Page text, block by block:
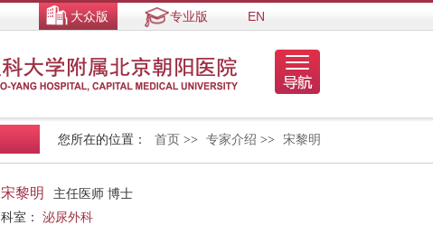
大众版 专业版 EN
您所在的位置： 首页 >> 专家介绍 >> 宋黎明
宋黎明
主任医师 博士
科室： 泌尿外科